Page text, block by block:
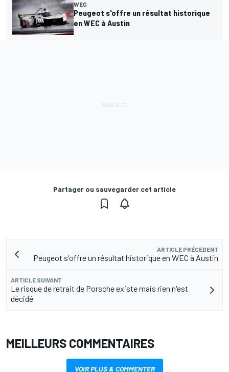
WEC
Peugeot s'offre un résultat historique
en WEC à Austin
Partager ou sauvegarder cet article
ARTICLE PRÉCÉDENT
Peugeot s'offre un résultat historique en WEC à Austin
ARTICLE SUIVANT
Le risque de retrait de Porsche existe mais rien n'est
décidé
MEILLEURS COMMENTAIRES
VOIR PLUS & COMMENTER